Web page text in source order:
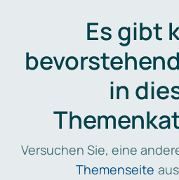
Es gibt
in
Versuchen Sie, eine
Themenseite